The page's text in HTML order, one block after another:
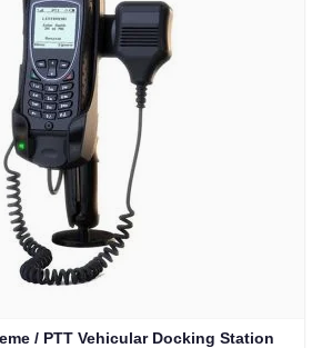
/ PTT Vehicular Docking Station